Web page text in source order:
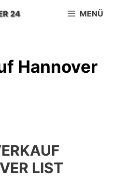
24 MENÜ
Hannover
LIST